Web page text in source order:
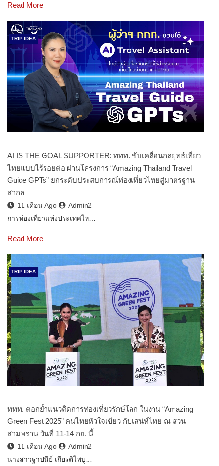
Read More
TRIP IDEA
AI IS THE GOAL SUPPORTER: ททท. ขับเคลื่อนกลยุทธ์เที่ยว
ไทยแบบไร้รอยต่อ ผ่านโครงการ “Amazing Thailand Travel
Guide GPTs” ยกระดับประสบการณ์ท่องเที่ยวไทยสู่มาตรฐาน
สากล
11 เดือน Ago
Admin2
การท่องเที่ยวแห่งประเทศไท…
Read More
TRIP IDEA
ททท. ตอกย้ำแนวคิดการท่องเที่ยวรักษ์โลก ในงาน “Amazing
Green Fest 2025” คนไทยหัวใจเขียว กับเสน่ห์ไทย ณ สวน
สามพราน วันที่ 11-14 กย. นี้
11 เดือน Ago
Admin2
นางสาวฐาปนีย์ เกียรติไพบู…